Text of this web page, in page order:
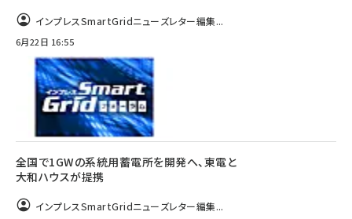
インプレスSmartGridニューズレター編集...
6月22日 16:55
全国で1GWの系統用蓄電所を開発へ、東電と
大和ハウスが提携
インプレスSmartGridニューズレター編集...